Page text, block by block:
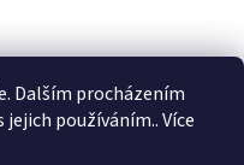
Dalším procházením
používáním.. Více